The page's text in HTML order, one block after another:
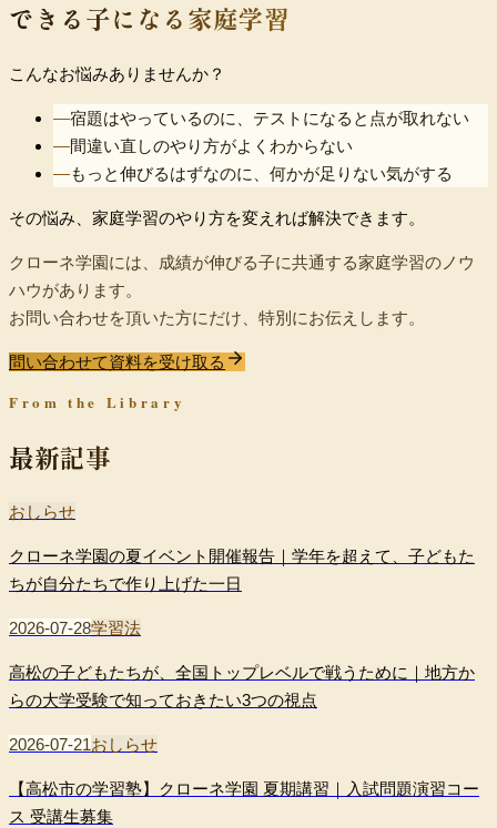
できる子になる家庭学習
こんなお悩みありませんか？
—宿題はやっているのに、テストになると点が取れない
—間違い直しのやり方がよくわからない
—もっと伸びるはずなのに、何かが足りない気がする
その悩み、 家庭学習のやり方を変えれば解決できます。
クローネ学園には、成績が伸びる子に共通する家庭学習のノウ
ハウがあります。
お問い合わせを頂いた方にだけ、特別にお伝えします。
問い合わせて資料を受け取る
From the Library
最新記事
おしらせ
クローネ学園の夏イベント開催報告｜学年を超えて、子どもた
ちが自分たちで作り上げた一日
2026-07-28学習法
高松の子どもたちが、全国トップレベルで戦うために｜地方か
らの大学受験で知っておきたい3つの視点
2026-07-21おしらせ
【高松市の学習塾】クローネ学園 夏期講習｜入試問題演習コー
ス 受講生募集